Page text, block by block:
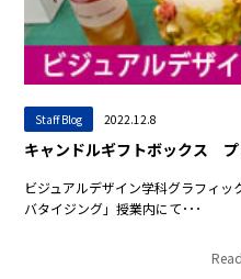
Staff Blog 2022.12.8
キャンドルギフトボックス プ
ビジュアルデザイン学科グラフィ
バタイジング」授業内にて･･･